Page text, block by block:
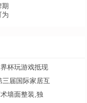
期
为
杯玩游戏抵现
三届国际家居互
墙面整装,独